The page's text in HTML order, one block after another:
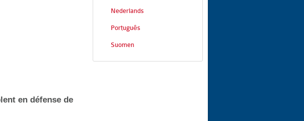
en défense de
Nederlands
Português
Suomen